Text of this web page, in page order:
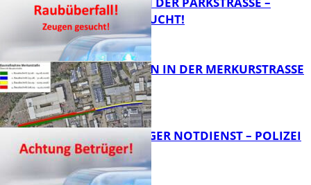
FB News
EUGEN GESUCHT!
BAUARBEITEN IN DER MERKURSTRASSE
FRAGWÜRDIGER NOTDIENST – POLIZEI
WARNT